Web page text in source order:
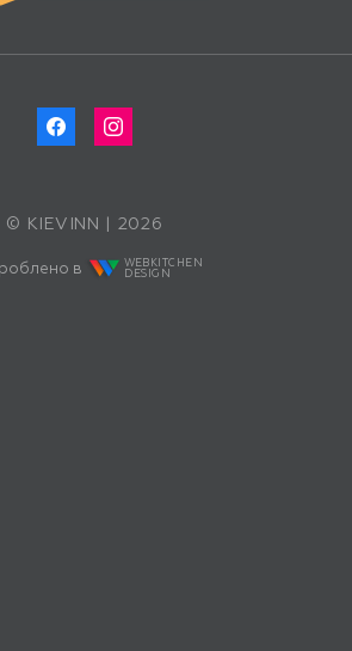
© KIEVINN | 2026
в
WEBKITCHEN
DESIGN